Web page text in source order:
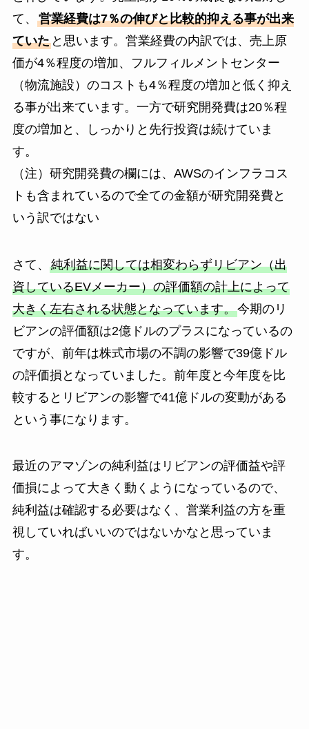
て、 営業経費は7％の伸びと比較的抑える事が出来
ていたと思います。営業経費の内訳では、売上原
価が4％程度の増加、フルフィルメントセンター
（物流施設）のコストも4％程度の増加と低く抑え
る事が出来ています。一方で研究開発費は20％程
度の増加と、しっかりと先行投資は続けていま
す。
（注）研究開発費の欄には、AWSのインフラコス
トも含まれているので全ての金額が研究開発費と
いう訳ではない
さて、 純利益に関しては相変わらずリビアン（出
資しているEVメーカー）の評価額の計上によって
大きく左右される状態となっています。今期のリ
ビアンの評価額は2億ドルのプラスになっているの
ですが、前年は株式市場の不調の影響で39億ドル
の評価損となっていました。前年度と今年度を比
較するとリビアンの影響で41億ドルの変動がある
という事になります。
最近のアマゾンの純利益はリビアンの評価益や評
価損によって大きく動くようになっているので、
純利益は確認する必要はなく、営業利益の方を重
視していればいいのではないかなと思っていま
す。